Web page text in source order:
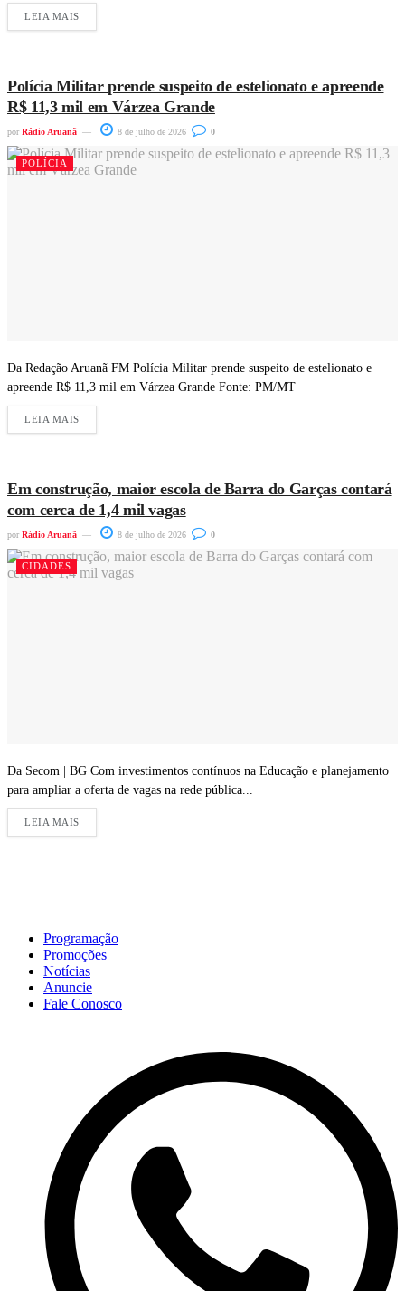
LEIA MAIS
Polícia Militar prende suspeito de estelionato e apreende
R$ 11,3 mil em Várzea Grande
por Rádio Aruanã 8 de julho de 2026 0
POLÍCIA
Da Redação Aruanã FM Polícia Militar prende suspeito de estelionato e
apreende R$ 11,3 mil em Várzea Grande Fonte: PM/MT
LEIA MAIS
Em construção, maior escola de Barra do Garças contará
com cerca de 1,4 mil vagas
por Rádio Aruanã 8 de julho de 2026 0
CIDADES
Da Secom | BG Com investimentos contínuos na Educação e planejamento
para ampliar a oferta de vagas na rede pública...
LEIA MAIS
Programação
Promoções
Notícias
Anuncie
Fale Conosco